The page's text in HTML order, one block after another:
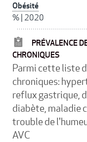
Obésité
% 2020
PRÉVALENCE
CHRONIQUES
Parmi cette liste
chroniques:
reflux gastrique,
diabète, maladie
trouble de
AVC